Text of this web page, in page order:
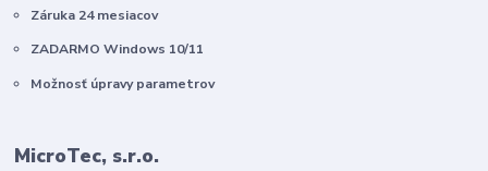
Záruka 24 mesiacov
ZADARMO Windows 10/11
Možnosť úpravy parametrov
MicroTec, s.r.o.